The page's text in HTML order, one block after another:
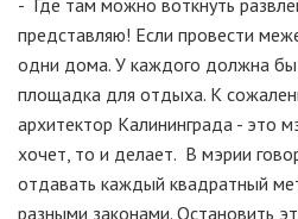
- Где там можно воткнуть
представляю! Если провести
одни дома. У каждого должна
площадка для отдыха. К
архитектор Калининграда - это
хочет, то и делает. В мэрии
отдавать каждый квадратный
разными законами. Остановить